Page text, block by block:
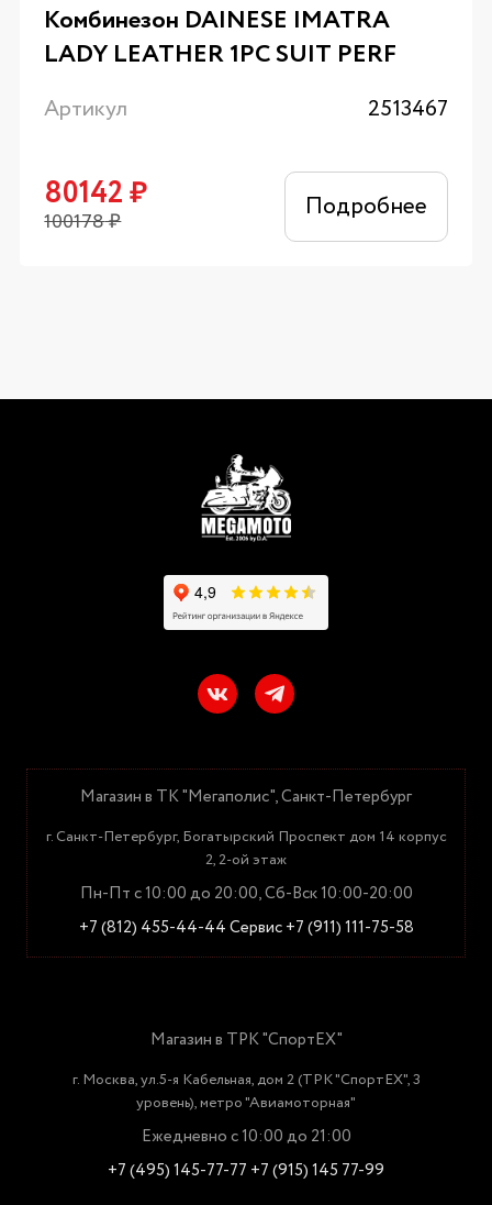
Комбинезон DAINESE IMATRA
LADY LEATHER 1PC SUIT PERF
Артикул 2513467
80142₽
100178₽ Подробнее
Магазин в ТК "Мегаполис", Санкт-Петербург
г. Санкт-Петербург, Богатырский Проспект дом 14 корпус
2, 2-ой этаж
Пн-Пт с 10:00 до 20:00, Сб-Вск 10:00-20:00
+7 (812) 455-44-44Сервис +7 (911) 111-75-58
Магазин в ТРК "СпортЕХ"
г. Москва, ул.5-я Кабельная, дом 2 (ТРК "СпортЕХ", 3
уровень), метро "Авиамоторная"
Ежедневно с 10:00 до 21:00
+7 (495) 145-77-77 +7 (915) 145 77-99